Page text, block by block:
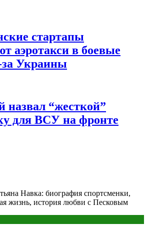
стартапы
аэротакси в боевые
Украины
назвал “жесткой”
для ВСУ на фронте
Навка: биография спортсменки,
жизнь, история любви с Песковым